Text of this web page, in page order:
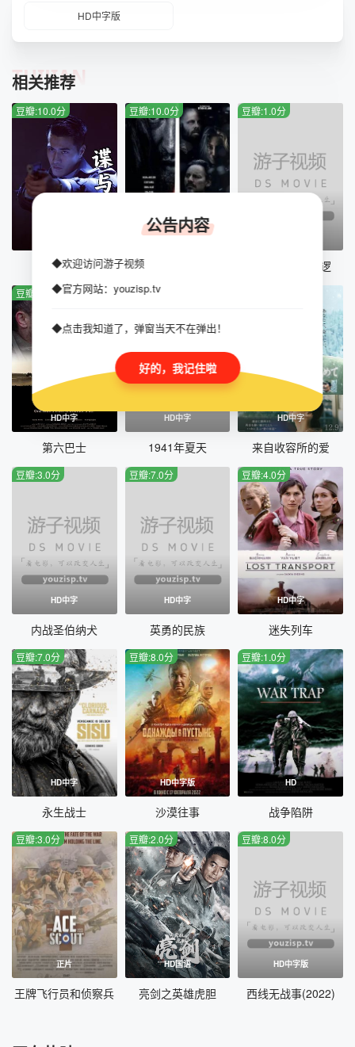
思熟虑的。但情况越来越糟，越接近城镇，与队伍中一名同志
的冲突就越危险。而敌人对他们的攻击更加严厉和强大。一切
都交织成一个爱情、友情、风险和死亡的大结。这一切让沙贝
观看 2022 年优质高清 720p 和全高清 1080p 电影《沙漠往
事》。可在智能手机上查看：Apple iOS iPhone Samsung、i
Pad 平板电脑、运行 Android 的任何设备、
HD中字版
相关推荐
TUIJIAN
豆瓣:10.0分
谍与蝶
正片
豆瓣:10.0分 豆瓣:1.0分
鹰·最后一次巡逻
HD中字
豆瓣:8.0分
第六巴士
HD中字
豆瓣:3.0分
1941年夏天
HD中字
来自收容所的爱
HD中字
豆瓣:3.0分
内战圣伯纳犬
HD中字
豆瓣:7.0分
英勇的民族
HD中字
豆瓣:4.0分
迷失列车
HD中字
豆瓣:7.0分
永生战士
HD中字版
豆瓣:8.0分
沙漠往事
HD
豆瓣:1.0分
战争陷阱
正片
豆瓣:3.0分
王牌飞行员和侦察兵
HD国语
豆瓣:2.0分
亮剑之英雄虎胆
HD中字版
豆瓣:8.0分
西线无战事(2022)
公告内容
◆欢迎访问游子视频
◆官方网站：youzisp.tv
◆点击我知道了，弹窗当天不在弹出！
好的，我记住啦